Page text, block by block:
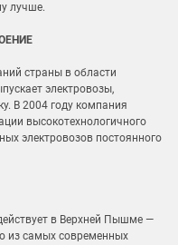
лучше.
страны в области
электровозы,
В 2004 году компания
высокотехнологичного
электровозов постоянного
в Верхней Пышме —
из самых современных